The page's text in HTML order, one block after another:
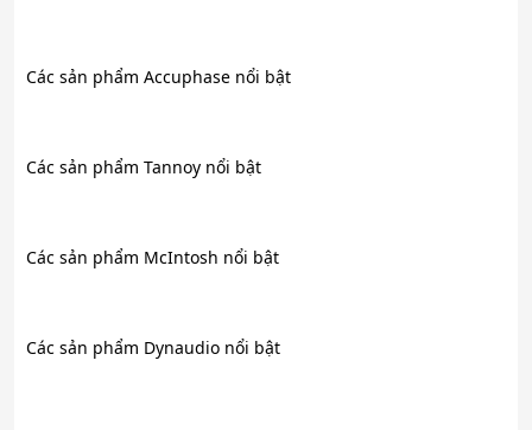
Các sản phẩm Accuphase nổi bật
Các sản phẩm Tannoy nổi bật
Các sản phẩm McIntosh nổi bật
Các sản phẩm Dynaudio nổi bật